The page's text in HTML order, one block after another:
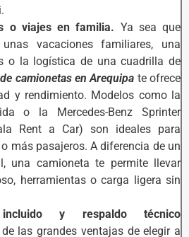
o viajes en familia. Ya sea que
vacaciones familiares, una
o la logística de una cuadrilla de
camionetas en Arequipa te ofrece
y rendimiento. Modelos como la
o la Mercedes-Benz Sprinter
Rent a Car) son ideales para
más pasajeros. A diferencia de un
una camioneta te permite llevar
herramientas o carga ligera sin
incluido y respaldo técnico
de las grandes ventajas de elegir a